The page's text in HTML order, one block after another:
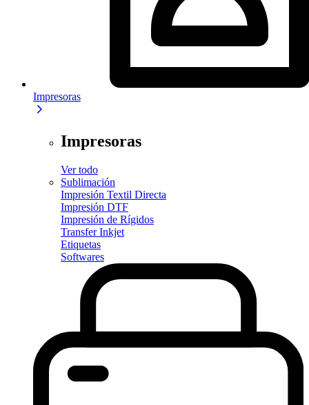
Impresoras
Impresoras
Ver todo
Sublimación
Impresión Textil Directa
Impresión DTF
Impresión de Rígidos
Transfer Inkjet
Etiquetas
Softwares